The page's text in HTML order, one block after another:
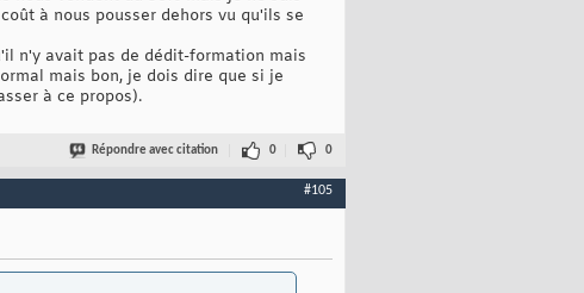
à nous pousser dehors vu qu'ils se
n'y avait pas de dédit-formation mais
mais bon, je dois dire que si je
à ce propos).
Répondre avec citation 0 0
#105